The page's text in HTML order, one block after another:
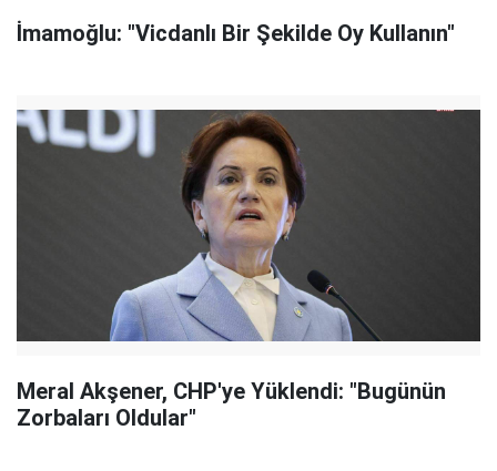
İmamoğlu: "Vicdanlı Bir Şekilde Oy Kullanın"
Meral Akşener, CHP'ye Yüklendi: "Bugünün
Zorbaları Oldular"